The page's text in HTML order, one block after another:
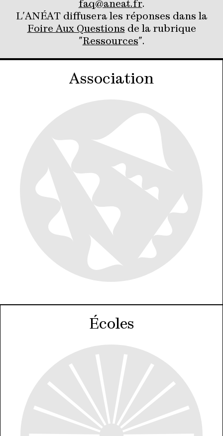
faq@aneat.fr.
L'ANÉAT diffusera les réponses dans la
Foire Aux Questions de la rubrique
"Ressources".
Association
Écoles